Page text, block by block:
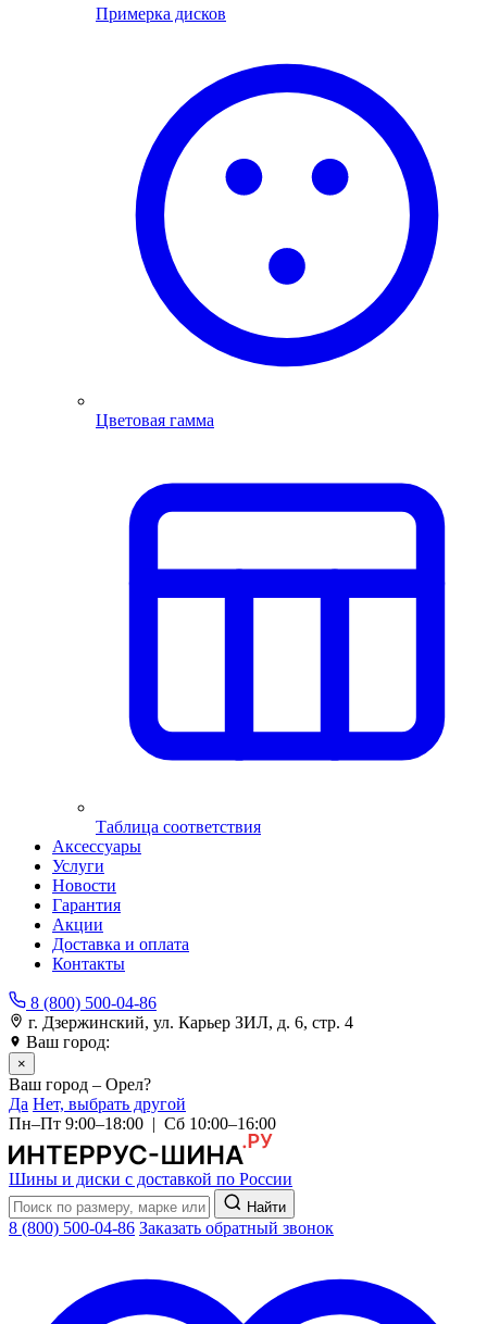
Примерка дисков
Цветовая гамма
Таблица соответствия
Аксессуары
Услуги
Новости
Гарантия
Акции
Доставка и оплата
Контакты
8 (800) 500-04-86
г. Дзержинский, ул. Карьер ЗИЛ, д. 6, стр. 4
Ваш город:
×
Ваш город – Орел?
Да Нет, выбрать другой
Пн–Пт 9:00–18:00 | Сб 10:00–16:00
Шины и диски с доставкой по России
Найти
8 (800) 500-04-86 Заказать обратный звонок